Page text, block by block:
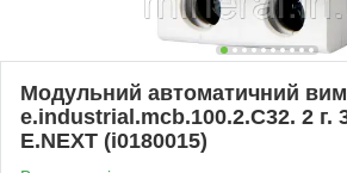
Модульний автоматичний
e.industrial.mcb.100.2.C32. 2 г.
E.NEXT (i0180015)